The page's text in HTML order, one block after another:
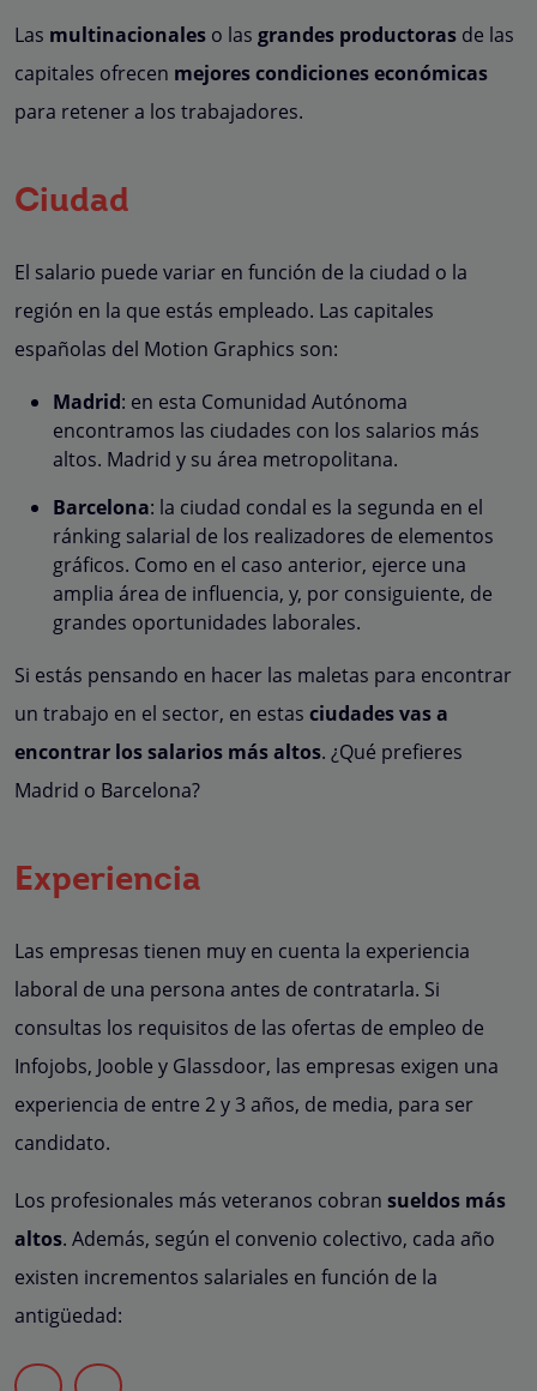
Las multinacionales o las grandes productoras de las
capitales ofrecen mejores condiciones económicas
para retener a los trabajadores.
Ciudad
El salario puede variar en función de la ciudad o la
región en la que estás empleado. Las capitales
españolas del Motion Graphics son:
Madrid: en esta Comunidad Autónoma
encontramos las ciudades con los salarios más
altos. Madrid y su área metropolitana.
Barcelona: la ciudad condal es la segunda en el
ránking salarial de los realizadores de elementos
gráficos. Como en el caso anterior, ejerce una
amplia área de influencia, y, por consiguiente, de
grandes oportunidades laborales.
Si estás pensando en hacer las maletas para encontrar
un trabajo en el sector, en estas ciudades vas a
encontrar los salarios más altos. ¿Qué prefieres
Madrid o Barcelona?
Experiencia
Las empresas tienen muy en cuenta la experiencia
laboral de una persona antes de contratarla. Si
consultas los requisitos de las ofertas de empleo de
Infojobs, Jooble y Glassdoor, las empresas exigen una
experiencia de entre 2 y 3 años, de media, para ser
candidato.
Los profesionales más veteranos cobran sueldos más
altos. Además, según el convenio colectivo, cada año
existen incrementos salariales en función de la
antigüedad: